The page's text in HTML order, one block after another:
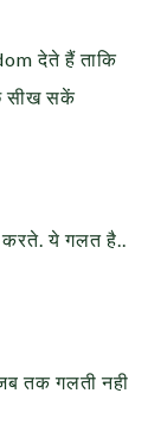
देते हैं ताकि
सीख सकें
ये गलत है..
तक गलती नही